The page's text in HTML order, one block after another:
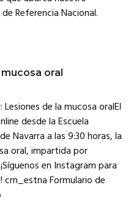
Referencia Nacional.
oral
de la mucosa oralEl
desde la Escuela
Navarra a las 9:30 horas, la
oral, impartida por
en Instagram para
Formulario de